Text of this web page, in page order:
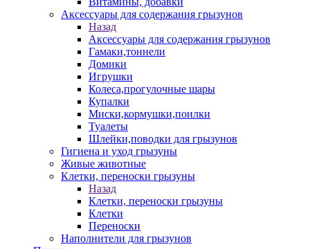
Аксессуары для содержания грызунов
Назад
Аксессуары для содержания грызунов
Гамаки,тоннели
Домики
Игрушки
Колеса,прогулочные шары
Купалки
Миски,кормушки,поилки
Туалеты
Шлейки,поводки для грызунов
Гигиена и уход грызуны
Живые животные
Клетки, переноски грызуны
Назад
Клетки, переноски грызуны
Клетки
Переноски
Наполнители для грызунов